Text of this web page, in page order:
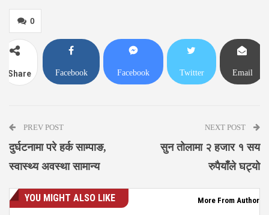
0
Share Facebook Facebook Twitter Email
PREV POST
दुर्घटनामा परे हर्क साम्पाङ,
स्वास्थ्य अवस्था सामान्य
NEXT POST
सुन तोलामा २ हजार १ सय
रुपैयाँले घट्यो
YOU MIGHT ALSO LIKE More From Author